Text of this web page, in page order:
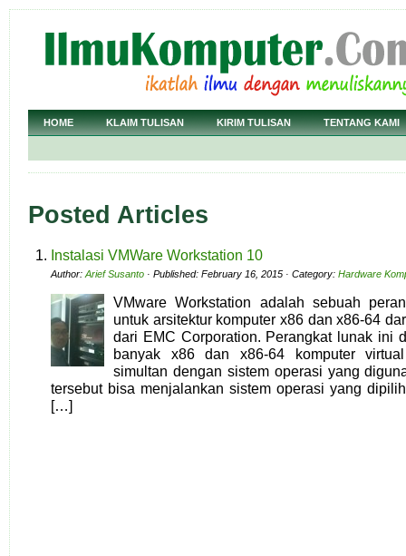
HOME KLAIM TULISAN KIRIM TULISAN TENTANG KAMI
Posted Articles
Instalasi VMWare Workstation 10
Author: Arief Susanto · Published: February 16, 2015 · Category: Hardware
VMware Workstation adalah sebuah
untuk arsitektur komputer x86 dan x86-64
dari EMC Corporation. Perangkat lunak ini
banyak x86 dan x86-64 komputer
simultan dengan sistem operasi yang
tersebut bisa menjalankan sistem operasi yang
[…]